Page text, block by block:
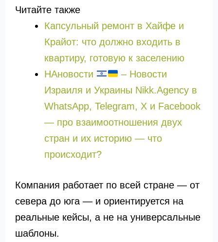
Читайте также
Капсульный ремонт в Хайфе и
Крайот: что должно входить в
квартиру, готовую к заселению
НАновости
– Новости
Израиля и Украины Nikk.Agency в
WhatsApp, Telegram, X и Facebook
— про взаимоотношения двух
стран и их историю — что
происходит?
Компания работает по всей стране — от
севера до юга — и ориентируется на
реальные кейсы, а не на универсальные
шаблоны.